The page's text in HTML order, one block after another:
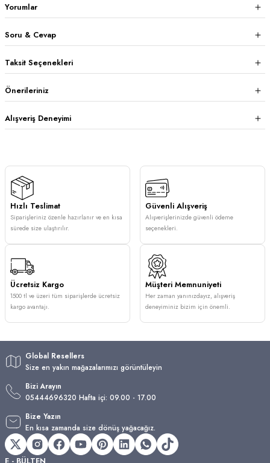
Yorumlar
Soru & Cevap
Taksit Seçenekleri
Önerileriniz
Alışveriş Deneyimi
Hızlı Teslimat
Siparişleriniz özenle hazırlanır ve en kısa
sürede size ulaştırılır.
Güvenli Alışveriş
Alışverişlerinizde güvenli ödeme
seçenekleri.
Ücretsiz Kargo
1500 tl ve üzeri tüm siparişlerde ücretsiz
kargo avantajı.
Müşteri Memnuniyeti
Her zaman yanınızdayız, alışveriş
deneyiminiz bizim için önemli.
Global Resellers
Size en yakın mağazalarımızı görüntüleyin
Bizi Arayın
05444696320 Hafta içi: 09.00 - 17.00
Bize Yazın
En kısa zamanda size dönüş yağacağız.